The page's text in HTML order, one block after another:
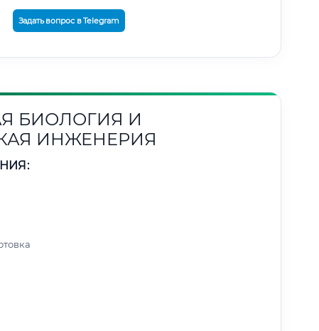
Задать вопрос в Telegram
БИОЛОГИЯ И
ИНЖЕНЕРИЯ